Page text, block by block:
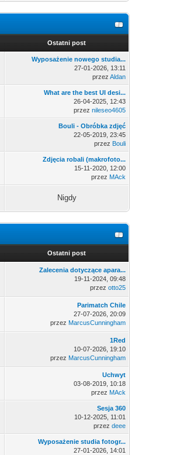
Ostatni post
Wyposażenie nowego studia...
27-01-2026, 13:11
przezAldan
What are the best UI desi...
26-04-2025, 12:43
przeznileseo4605
Bouli - Obróbka zdjęć
22-05-2019, 23:45
przez Bouli
Zdjęcia robali (makrofoto...
15-11-2020, 12:00
przez MAck
Nigdy
Ostatni post
Zalecenia dotyczące apara...
19-11-2024, 09:48
przezotto25
Parimatch Chile
27-07-2026, 20:09
przez MarcusCunningham
1Red
10-07-2026, 19:10
przez MarcusCunningham
Uchwyt
03-08-2019, 10:18
przez MAck
Sesja 360
10-12-2025, 11:01
przezdeee
Wyposażenie studia fotogr...
27-01-2026, 14:01